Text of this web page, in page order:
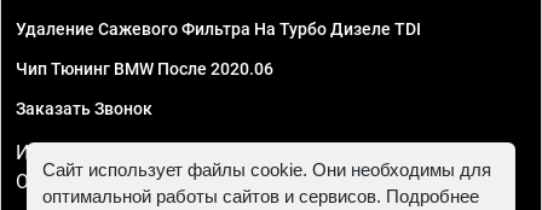
Удаление Сажевого Фильтра На Турбо Дизеле TDI
Чип Тюнинг BMW После 2020.06
Заказать Звонок
ИП Смирнов Георгий Павлович. ИНН 781302555843,
ОГРНИП 324470400032610
Сайт использует файлы cookie. Они необходимы для
оптимальной работы сайтов и сервисов. Подробнее